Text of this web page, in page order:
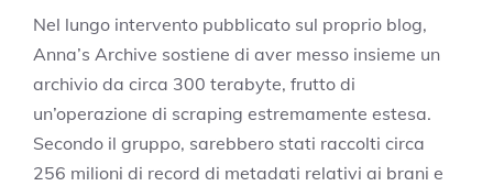
Nel lungo intervento pubblicato sul proprio blog,
Anna’s Archive sostiene di aver messo insieme un
archivio da circa 300 terabyte, frutto di
un’operazione di scraping estremamente estesa.
Secondo il gruppo, sarebbero stati raccolti circa
256 milioni di record di metadati relativi ai brani e